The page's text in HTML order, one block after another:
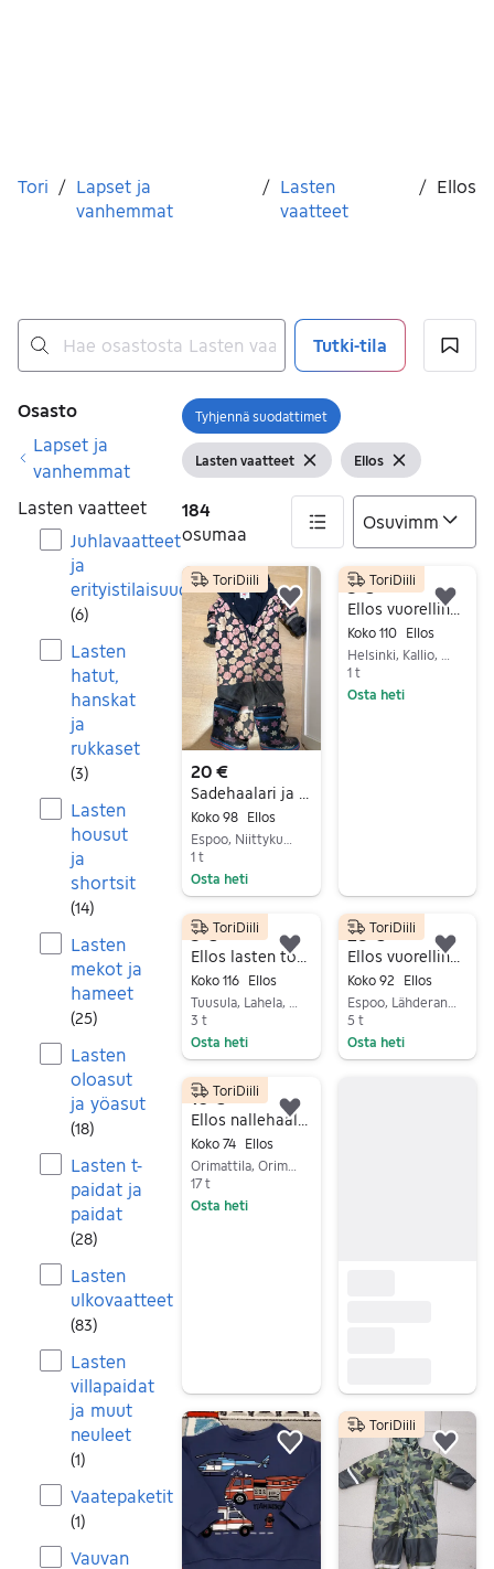
Olet tässä
Tori / Lapset ja
vanhemmat
/ Lasten
vaatteet
/ Ellos
Tutki-tila
Suodattimet
Osasto
Lapset ja
vanhemmat
Lasten vaatteet
Juhlavaatteet
ja
erityistilaisuudet
(6)
Lasten
hatut,
hanskat
ja
rukkaset
(3)
Lasten
housut
ja
shortsit
(14)
Lasten
mekot ja
hameet
(25)
Lasten
oloasut
ja yöasut
(18)
Lasten t-
paidat ja
paidat
(28)
Lasten
ulkovaatteet
(83)
Lasten
villapaidat
ja muut
neuleet
(1)
Vaatepaketit
(1)
Vauvan
Avaa suodatin
Tyhjennä suodattimet
Näytä suodattimet
Lasten vaatteet Tyhjennä suodatin
Näytä suodattimet
Ellos Tyhjennä
184
osumaa
184 tulos(ta)
20 €
Koko 98
Ellos
1 t
Osta heti
ToriDiili
Lisää suosikiksi.
5 €
Ellos vuorellinen sadehaalari, 110 cm
Koko 110
Ellos
1 t
Osta heti
ToriDiili
5 €
Koko 116
Ellos
3 t
Osta heti
ToriDiili
Lisää suosikiksi.
28 €
Ellos vuorellinen kurahaalari 92
Koko 92
Ellos
Espoo, Lähderanta, Uusimaa
5 t
Osta heti
ToriDiili
10 €
Koko 74
Ellos
17 t
Osta heti
ToriDiili
Lisää suosikiksi.
ToriDiili